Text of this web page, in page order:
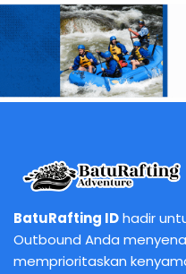
BatuRafting IDhadir
Outbound Anda
memprioritaskan